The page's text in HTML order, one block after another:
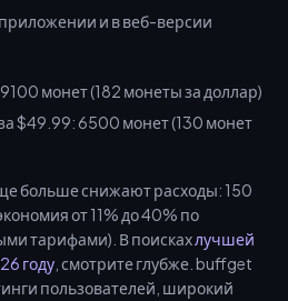
и в веб-версии
монет (182 монеты за доллар)
$49.99: 6500 монет (130 монет
больше снижают расходы: 150
от 11% до 40% по
тарифами). В поискахлучшей
году , смотрите глубже. buffget
пользователей, широкий